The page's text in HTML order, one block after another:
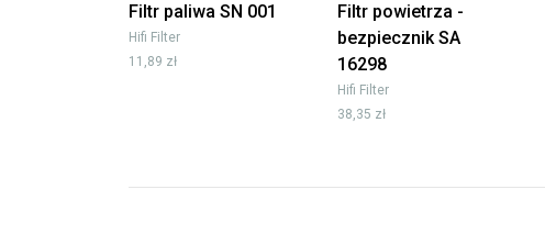
Filtr paliwa SN 001
Hifi Filter
11,89 zł
Filtr powietrza -
bezpiecznik SA
16298
Hifi Filter
38,35 zł